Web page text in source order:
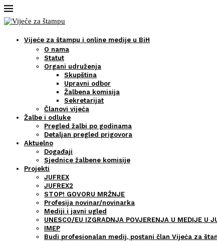
Vijeće za štampu i online medije u BiH
O nama
Statut
Organi udruženja
Skupština
Upravni odbor
Žalbena komisija
Sekretarijat
Članovi vijeća
Žalbe i odluke
Pregled žalbi po godinama
Detaljan pregled prigovora
Aktuelno
Događaji
Sjednice žalbene komisije
Projekti
JUFREX
JUFREX2
STOP! GOVORU MRŽNJE
Profesija novinar/novinarka
Mediji i javni ugled
UNESCO/EU IZGRADNJA POVJERENJA U MEDIJE U
IMEP
Budi profesionalan medij, postani član Vijeća za